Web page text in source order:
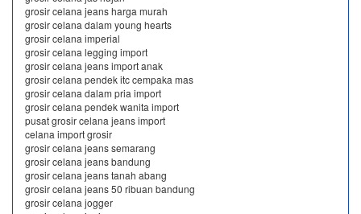
grosir celana jeans harga murah
grosir celana dalam young hearts
grosir celana imperial
grosir celana legging import
grosir celana jeans import anak
grosir celana pendek itc cempaka mas
grosir celana dalam pria import
grosir celana pendek wanita import
pusat grosir celana jeans import
celana import grosir
grosir celana jeans semarang
grosir celana jeans bandung
grosir celana jeans tanah abang
grosir celana jeans 50 ribuan bandung
grosir celana jogger